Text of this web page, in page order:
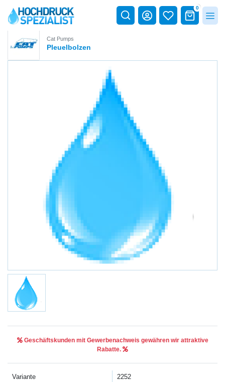
0
Cat Pumps
Pleuelbolzen
Geschäftskunden mit Gewerbenachweis gewähren wir attraktive
Rabatte.
Variante 2252